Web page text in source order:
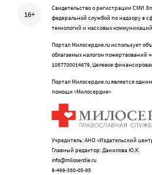
16+
Свидетельство о регистрации СМИ
федеральной службой по надзору в
технологий и массовых
Портал Милосердие.ru использует
облагаемых налогом пожертвований
1057700014679, Целевое
Портал Милосердие.ru является
помощи «Милосердие»
Учредитель: АНО «Издательский
Главный редактор: Данилова Ю.К.
info@miloserdie.ru
8-499-350-05-95